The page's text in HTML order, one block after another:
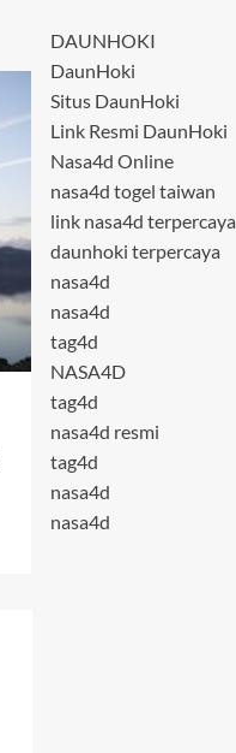
DAUNHOKI
DaunHoki
Situs DaunHoki
Link Resmi DaunHoki
Nasa4d Online
nasa4d togel taiwan
link nasa4d terpercaya
daunhoki terpercaya
nasa4d
nasa4d
tag4d
NASA4D
tag4d
nasa4d resmi
tag4d
nasa4d
nasa4d